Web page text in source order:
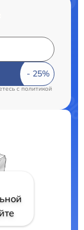
c политикой